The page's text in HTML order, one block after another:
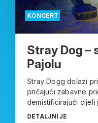
KONCERT
Stray Dog –
Pajolu
Stray Dogg dolazi
pričajući zabavne
demistificirajući cijeli
DETALJNIJE